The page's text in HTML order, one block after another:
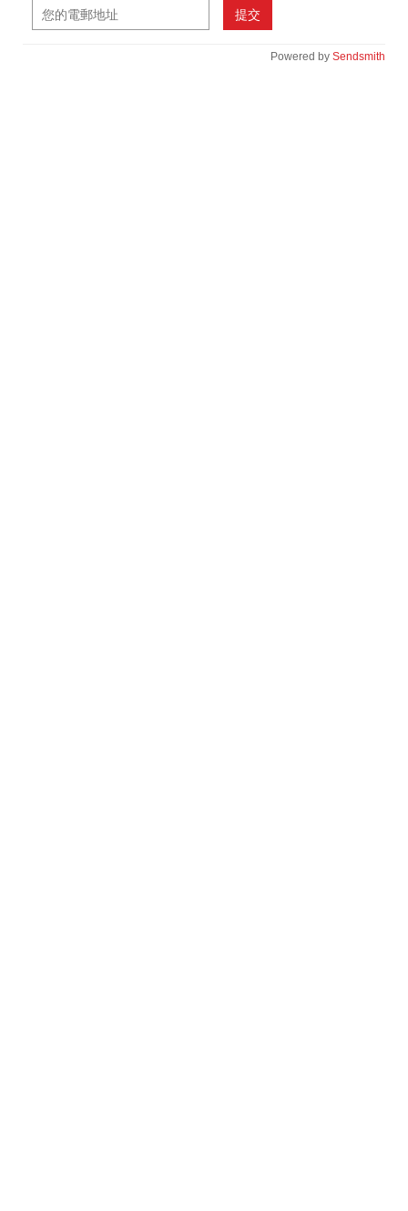
提交
Powered by Sendsmith